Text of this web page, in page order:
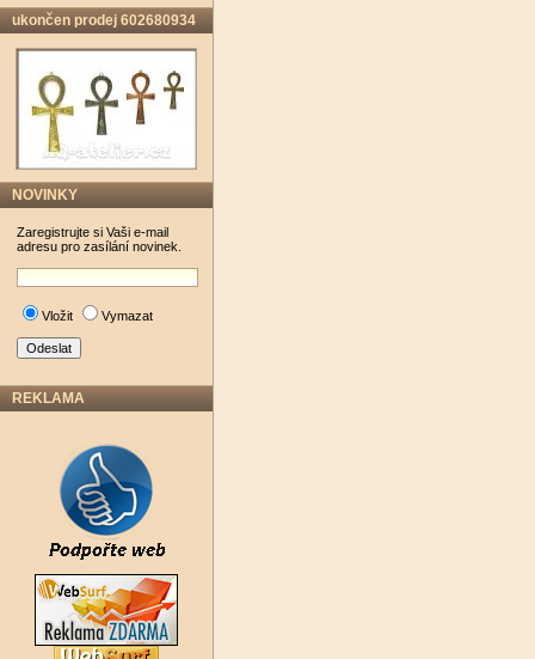
ukončen prodej 602680934
NOVINKY
Zaregistrujte si Vaši e-mail
adresu pro zasílání novinek.
Vložit Vymazat
REKLAMA